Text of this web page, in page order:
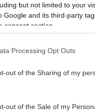
but not limited to your
Google and its third-party
consent section.
Processing Opt Outs
out of the Sharing of my
out of the Sale of my